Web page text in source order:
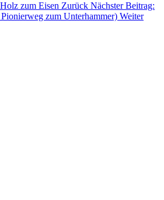
zum Eisen Zurück Nächster Beitrag:
zum Unterhammer) Weiter